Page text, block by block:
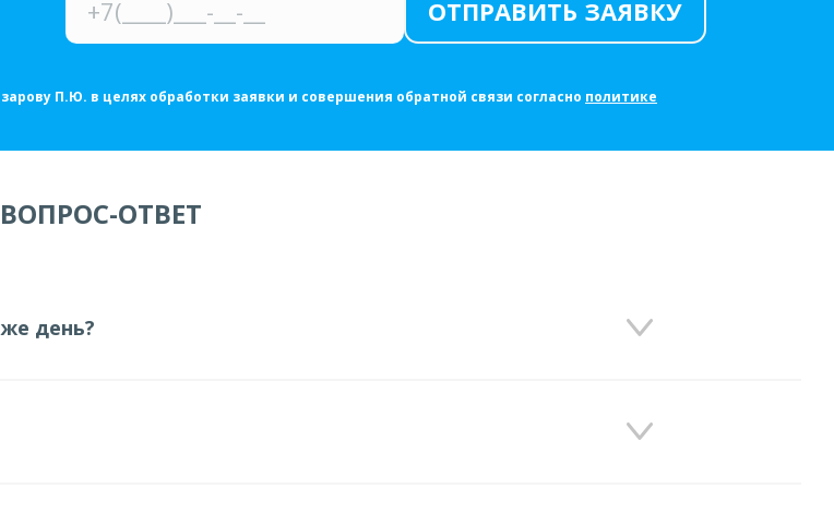
ОТПРАВИТЬ ЗАЯВКУ
П.Ю. в целях обработки заявки и совершения обратной связи согласно политике
ВОПРОС-ОТВЕТ
день?